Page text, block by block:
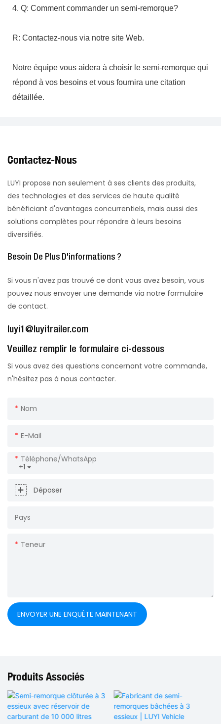
Notre équipe vous aidera à choisir le semi-remorque qui
répond à vos besoins et vous fournira une citation
Contactez-Nous
LUYI propose non seulement à ses clients des produits,
des technologies et des services de haute qualité
bénéficiant d'avantages concurrentiels, mais aussi des
solutions complètes pour répondre à leurs besoins
diversifiés.
Besoin De Plus D'informations ?
Si vous n'avez pas trouvé ce dont vous avez besoin, vous
pouvez nous envoyer une demande via notre formulaire
de contact.
luyi1@luyitrailer.com
Veuillez remplir le formulaire ci-dessous
Si vous avez des questions concernant votre commande,
n'hésitez pas à nous contacter.
Nom
E-Mail
+1
Téléphone/WhatsApp
Déposer
Pays
Teneur
ENVOYER UNE ENQUÊTE MAINTENANT
Produits Associés